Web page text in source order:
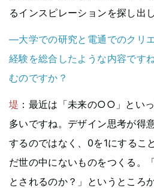
るインスピレーションを探し出し
—大学での研究と電通でのクリ
経験を総合したような内容です
むのですか？
堤 ：最近は「未来の○○」とい
多いですね。デザイン思考が得
するのではなく、0を1にするこ
だ世の中にないものをつくる。
とされるのか？」というところ